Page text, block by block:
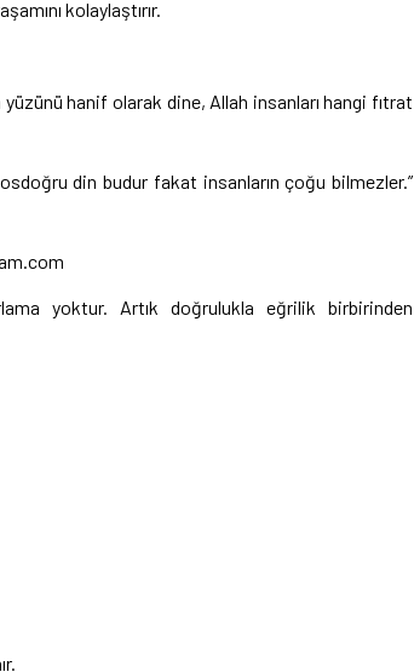
kolaylaştırır.
hanif olarak dine, Allah insanları hangi fıtrat
din budur fakat insanların çoğu bilmezler.”
yoktur. Artık doğrulukla eğrilik birbirinden